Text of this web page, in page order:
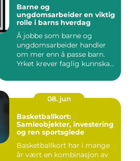
Barne og
ungdomsarbeider en viktig
rolle i barns hverdag
Å jobbe som barne og
ungdomsarbeider handler
om mer enn å passe barn.
Yrket krever faglig kunnskap,
08. jun
Basketballkort:
Samleobjekter, investering
og ren sportsglede
Basketballkort har i mange
år vært en kombinasjon av